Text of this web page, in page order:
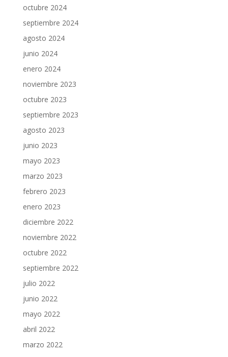
octubre 2024
septiembre 2024
agosto 2024
junio 2024
enero 2024
noviembre 2023
octubre 2023
septiembre 2023
agosto 2023
junio 2023
mayo 2023
marzo 2023
febrero 2023
enero 2023
diciembre 2022
noviembre 2022
octubre 2022
septiembre 2022
julio 2022
junio 2022
mayo 2022
abril 2022
marzo 2022